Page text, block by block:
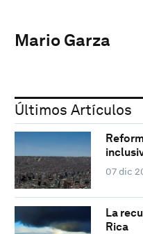
Mario Garza
Últimos Artículos
07 dic
La
Rica